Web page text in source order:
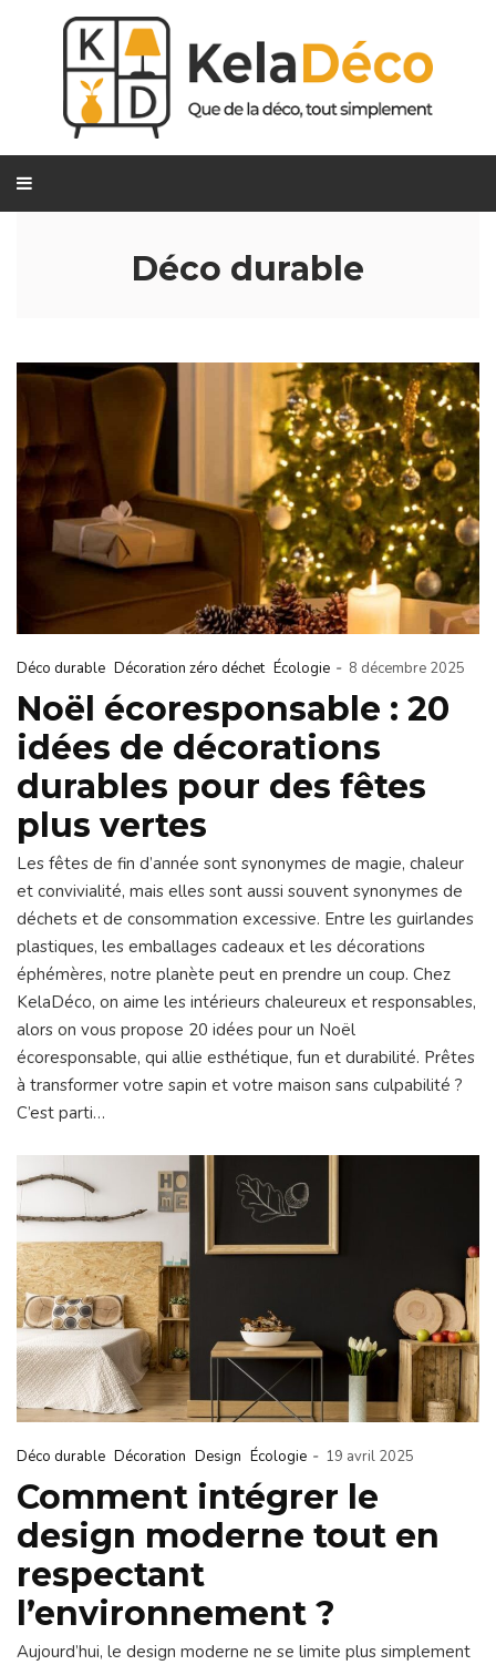
Déco durable
Déco durable Décoration zéro déchet Écologie - 8 décembre 2025
Noël écoresponsable : 20
idées de décorations
durables pour des fêtes
plus vertes
Les fêtes de fin d’année sont synonymes de magie, chaleur
et convivialité, mais elles sont aussi souvent synonymes de
déchets et de consommation excessive. Entre les guirlandes
plastiques, les emballages cadeaux et les décorations
éphémères, notre planète peut en prendre un coup. Chez
KelaDéco, on aime les intérieurs chaleureux et responsables,
alors on vous propose 20 idées pour un Noël
écoresponsable, qui allie esthétique, fun et durabilité. Prêtes
à transformer votre sapin et votre maison sans culpabilité ?
C’est parti…
Déco durable Décoration Design Écologie - 19 avril 2025
Comment intégrer le
design moderne tout en
respectant
l’environnement ?
Aujourd’hui, le design moderne ne se limite plus simplement